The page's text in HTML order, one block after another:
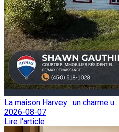
La maison Harvey : un charme u...
2026-08-07
Lire l'article